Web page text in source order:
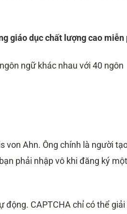
giáo dục chất lượng cao miễn
ngữ khác nhau với 40 ngôn
von Ahn. Ông chính là người
phải nhập vô khi đăng ký một
động. CAPTCHA chỉ có thể giải